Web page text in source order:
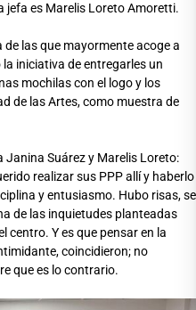
jefa es Marelis Loreto Amoretti.
las que mayormente acoge a
iniciativa de entregarles un
mochilas con el logo y los
de las Artes, como muestra de
Janina Suárez y Marelis Loreto:
realizar sus PPP allí y haberlo
y entusiasmo. Hubo risas, se
de las inquietudes planteadas
centro. Y es que pensar en la
coincidieron; no
que es lo contrario.